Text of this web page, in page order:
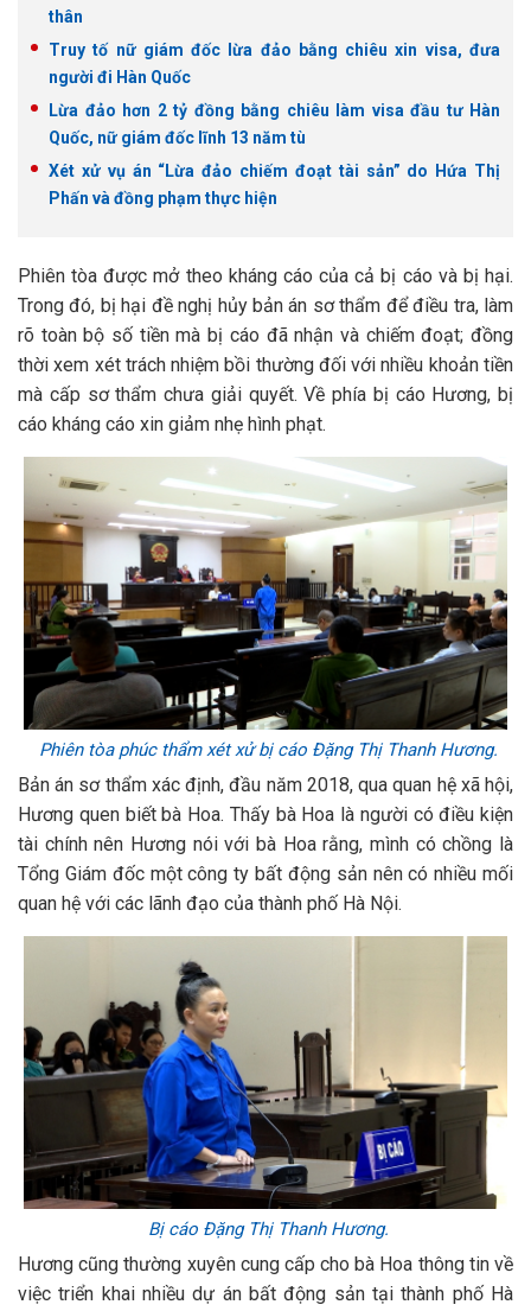
thân
Truy tố nữ giám đốc lừa đảo bằng chiêu xin visa, đưa
người đi Hàn Quốc
Lừa đảo hơn 2 tỷ đồng bằng chiêu làm visa đầu tư Hàn
Quốc, nữ giám đốc lĩnh 13 năm tù
Xét xử vụ án “Lừa đảo chiếm đoạt tài sản” do Hứa Thị
Phấn và đồng phạm thực hiện
Phiên tòa được mở theo kháng cáo của cả bị cáo và bị hại.
Trong đó, bị hại đề nghị hủy bản án sơ thẩm để điều tra, làm
rõ toàn bộ số tiền mà bị cáo đã nhận và chiếm đoạt; đồng
thời xem xét trách nhiệm bồi thường đối với nhiều khoản tiền
mà cấp sơ thẩm chưa giải quyết. Về phía bị cáo Hương, bị
cáo kháng cáo xin giảm nhẹ hình phạt.
Phiên tòa phúc thẩm xét xử bị cáo Đặng Thị Thanh Hương.
Bản án sơ thẩm xác định, đầu năm 2018, qua quan hệ xã hội,
Hương quen biết bà Hoa. Thấy bà Hoa là người có điều kiện
tài chính nên Hương nói với bà Hoa rằng, mình có chồng là
Tổng Giám đốc một công ty bất động sản nên có nhiều mối
quan hệ với các lãnh đạo của thành phố Hà Nội.
Bị cáo Đặng Thị Thanh Hương.
Hương cũng thường xuyên cung cấp cho bà Hoa thông tin về
việc triển khai nhiều dự án bất động sản tại thành phố Hà